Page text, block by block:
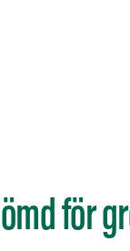
för